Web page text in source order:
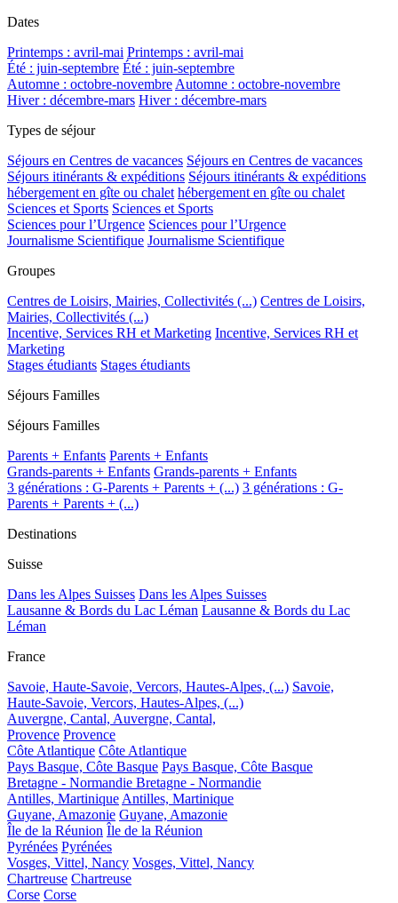
Dates
Printemps : avril-mai Printemps : avril-mai
Été : juin-septembre Été : juin-septembre
Automne : octobre-novembre Automne : octobre-novembre
Hiver : décembre-mars Hiver : décembre-mars
Types de séjour
Séjours en Centres de vacances Séjours en Centres de vacances
Séjours itinérants & expéditions Séjours itinérants & expéditions
hébergement en gîte ou chalet hébergement en gîte ou chalet
Sciences et Sports Sciences et Sports
Sciences pour l’Urgence Sciences pour l’Urgence
Journalisme Scientifique Journalisme Scientifique
Groupes
Centres de Loisirs, Mairies, Collectivités (...) Centres de Loisirs,
Mairies, Collectivités (...)
Incentive, Services RH et Marketing Incentive, Services RH et
Marketing
Stages étudiants Stages étudiants
Séjours Familles
Séjours Familles
Parents + Enfants Parents + Enfants
Grands-parents + Enfants Grands-parents + Enfants
3 générations : G-Parents + Parents + (...) 3 générations : G-
Parents + Parents + (...)
Destinations
Suisse
Dans les Alpes Suisses Dans les Alpes Suisses
Lausanne & Bords du Lac Léman Lausanne & Bords du Lac
Léman
France
Savoie, Haute-Savoie, Vercors, Hautes-Alpes, (...) Savoie,
Haute-Savoie, Vercors, Hautes-Alpes, (...)
Auvergne, Cantal, Auvergne, Cantal,
Provence Provence
Côte Atlantique Côte Atlantique
Pays Basque, Côte Basque Pays Basque, Côte Basque
Bretagne - Normandie Bretagne - Normandie
Antilles, Martinique Antilles, Martinique
Guyane, Amazonie Guyane, Amazonie
Île de la Réunion Île de la Réunion
Pyrénées Pyrénées
Vosges, Vittel, Nancy Vosges, Vittel, Nancy
Chartreuse Chartreuse
Corse Corse